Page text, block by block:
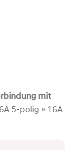
mit
5-polig » 16A